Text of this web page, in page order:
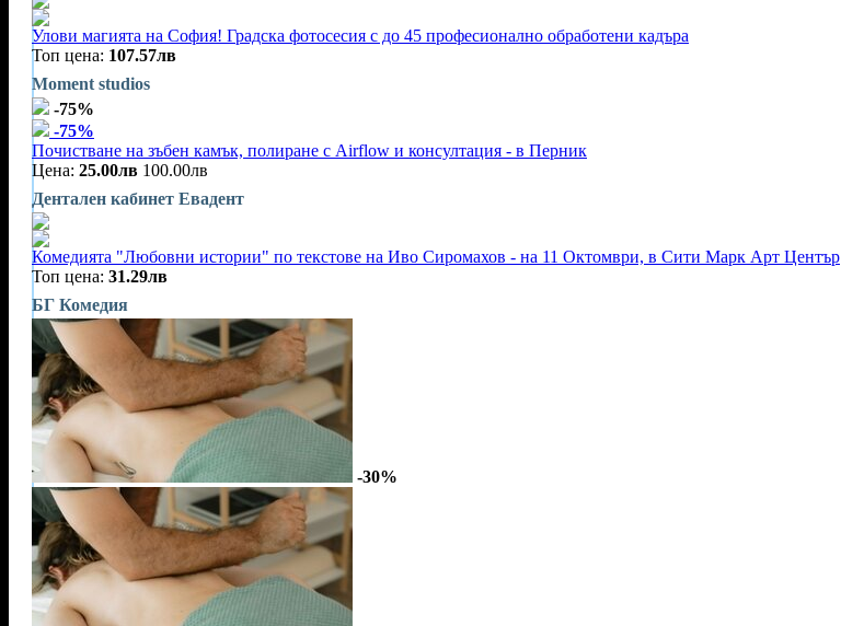
Улови магията на София! Градска фотосесия с до 45 професионално обработени кадъра
Топ цена: 107.57лв
Moment studios
-75%
-75%
Почистване на зъбен камък, полиране с Airflow и консултация - в Перник
Цена: 25.00лв 100.00лв
Дентален кабинет Евадент
Комедията "Любовни истории" по текстове на Иво Сиромахов - на 11 Октомври, в Сити Марк Арт Център
Топ цена: 31.29лв
БГ Комедия
-30%